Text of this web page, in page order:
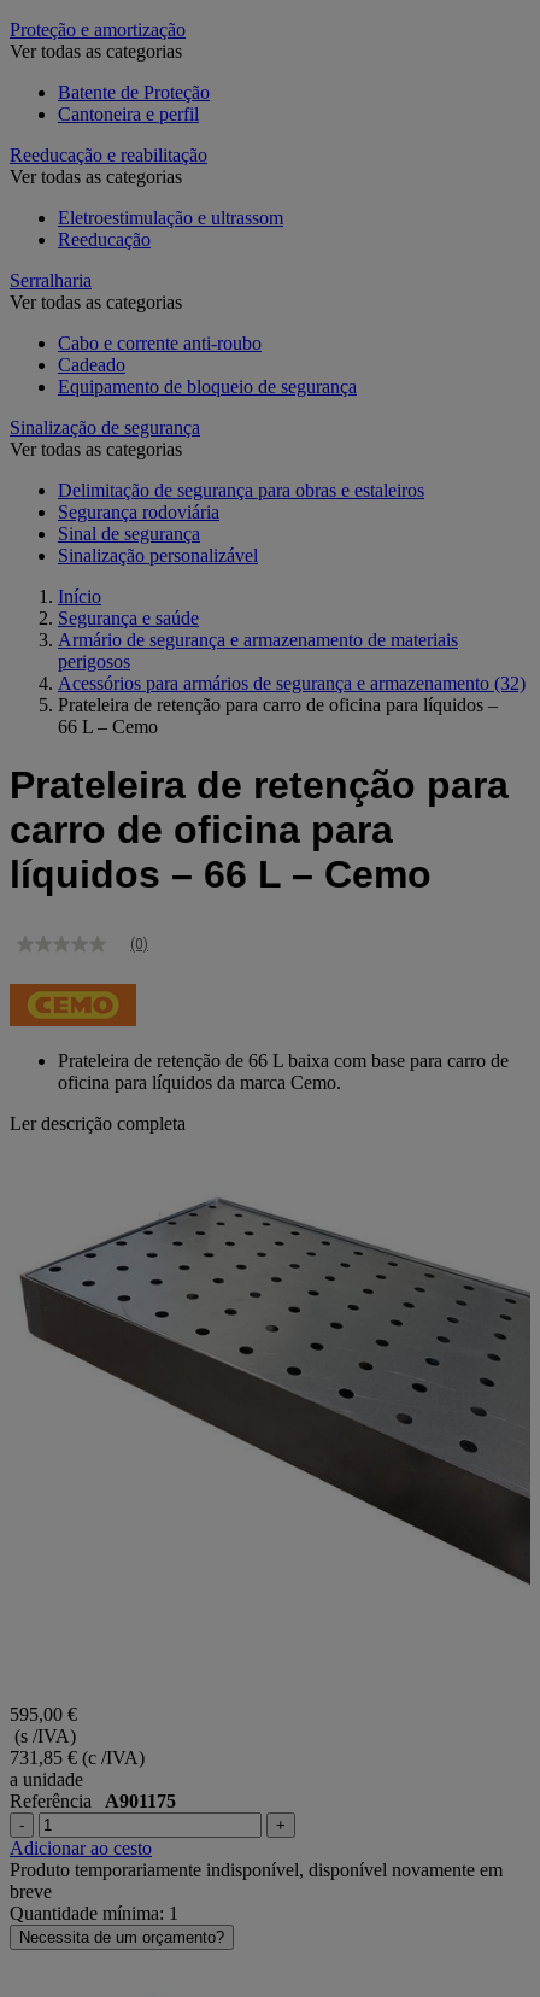
Proteção e amortização
Ver todas as categorias
Batente de Proteção
Cantoneira e perfil
Reeducação e reabilitação
Ver todas as categorias
Eletroestimulação e ultrassom
Reeducação
Serralharia
Ver todas as categorias
Cabo e corrente anti-roubo
Cadeado
Equipamento de bloqueio de segurança
Sinalização de segurança
Ver todas as categorias
Delimitação de segurança para obras e estaleiros
Segurança rodoviária
Sinal de segurança
Sinalização personalizável
Início
Segurança e saúde
Armário de segurança e armazenamento de materiais
perigosos
Acessórios para armários de segurança e armazenamento (32)
Prateleira de retenção para carro de oficina para líquidos –
66 L – Cemo
Prateleira de retenção para
carro de oficina para
líquidos – 66 L – Cemo
Sem
de
classificação
Link
mesma
(0)
Prateleira de retenção de 66 L baixa com base para carro de
oficina para líquidos da marca Cemo.
Ler descrição completa
595,00 €
(s /IVA)
731,85 € (c /IVA)
a unidade
Referência A901175
- +
Adicionar ao cesto
Produto temporariamente indisponível, disponível novamente em
breve
Quantidade mínima: 1
Necessita de um orçamento?